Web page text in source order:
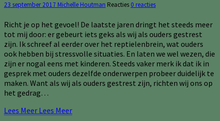
23 september 2017 Michelle Houtman Reacties 0 reacties
Richt je op het gevoel! De laatste jaren dringt het steeds meer
tot mij door: er gebeurt iets geks als wij als ouders gestrest
zijn. Ik schreef al eerder over het reptielenbrein, wat ouders
ook hebben bij stressvolle situaties. En laten we wel wezen, die
zijn er nogal eens met kinderen. Steeds vaker merk ik dat ik in
gesprek met ouders dezelfde onderwerpen probeer duidelijk te
maken. Want als wij als ouders gestrest zijn, richten wij ons op
het gedrag…
Lees Meer Lees Meer